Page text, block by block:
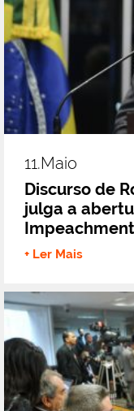
11.maio
Discurso de
julga a
Impeachment
+ Ler Mais